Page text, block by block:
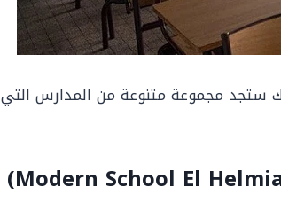
ستجد مجموعة متنوعة من المدارس التي